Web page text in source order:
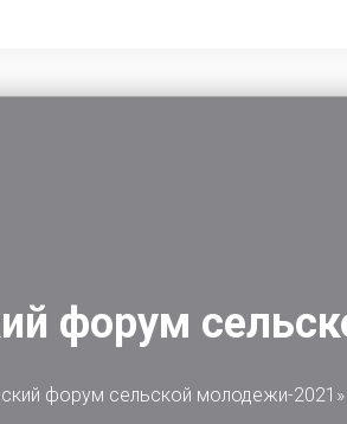
форум
форум сельской молодежи-2021»